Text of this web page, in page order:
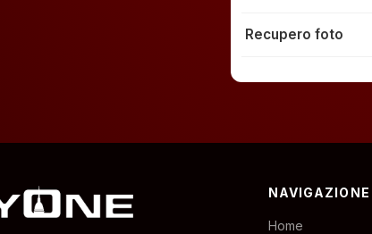
Recupero foto
NAVIGAZIONE
Home